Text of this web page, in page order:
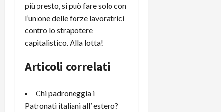
più presto, si può fare solo con
l’unione delle forze lavoratrici
contro lo strapotere
capitalistico. Alla lotta!
Articoli correlati
Chi padroneggia i
Patronati italiani all’ estero?